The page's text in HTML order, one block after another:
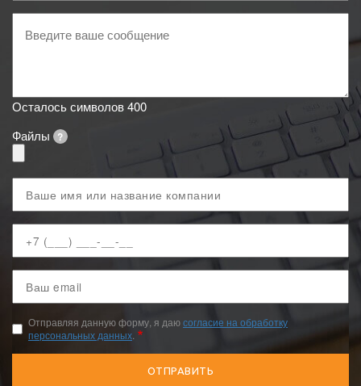
код
ТН
ВЭД
сообщение
Осталось символов400
Файлы
?
имя
телефон
email
Отправляя данную форму, я даюсогласие на обработку
персональных данных